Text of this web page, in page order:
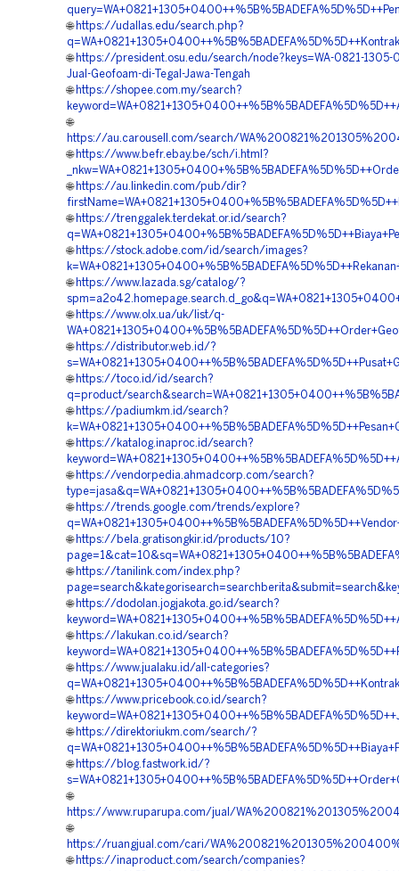
🌐 https://udallas.edu/search.php?
🌐 https://president.osu.edu/search/node?keys=WA-0821-1305-
Jual-Geofoam-di-Tegal-Jawa-Tengah
🌐 https://shopee.com.my/search?
🌐
https://au.carousell.com/search/
🌐 https://www.befr.ebay.be/sch/i.html?
🌐 https://au.linkedin.com/pub/dir?
🌐 https://trenggalek.terdekat.or.id/search?
🌐 https://stock.adobe.com/id/search/images?
🌐 https://www.lazada.sg/catalog/?
🌐 https://www.olx.ua/uk/list/q-
🌐 https://distributor.web.id/?
🌐 https://toco.id/id/search?
q=product/
🌐 https://padiumkm.id/search?
🌐 https://katalog.inaproc.id/search?
🌐 https://vendorpedia.ahmadcorp.com/search?
🌐 https://trends.google.com/trends/explore?
🌐 https://bela.gratisongkir.id/products/10?
🌐 https://tanilink.com/index.php?
🌐 https://dodolan.jogjakota.go.id/search?
🌐 https://lakukan.co.id/search?
🌐 https://www.jualaku.id/all-categories?
🌐 https://www.pricebook.co.id/search?
🌐 https://direktoriukm.com/search/?
🌐 https://blog.fastwork.id/?
🌐
https://www.ruparupa.com/jual/
🌐
https://ruangjual.com/cari/
🌐 https://inaproduct.com/search/companies?